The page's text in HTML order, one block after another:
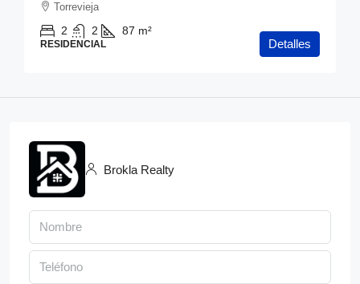
Torrevieja
2 2 87 m²
RESIDENCIAL Detalles
Brokla Realty